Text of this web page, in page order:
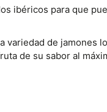
ibéricos para que
variedad de jamones
de su sabor al